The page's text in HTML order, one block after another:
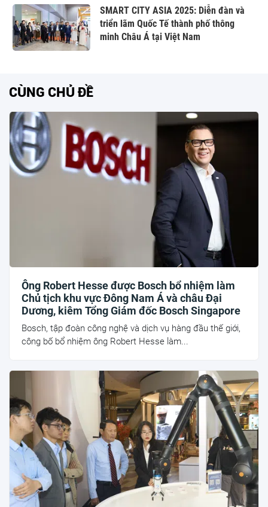
SMART CITY ASIA 2025: Diễn đàn và
triển lãm Quốc Tế thành phố thông
minh Châu Á tại Việt Nam
CÙNG CHỦ ĐỀ
Ông Robert Hesse được Bosch bổ nhiệm làm
Chủ tịch khu vực Đông Nam Á và châu Đại
Dương, kiêm Tổng Giám đốc Bosch Singapore
Bosch, tập đoàn công nghệ và dịch vụ hàng đầu thế giới,
công bố bổ nhiệm ông Robert Hesse làm...